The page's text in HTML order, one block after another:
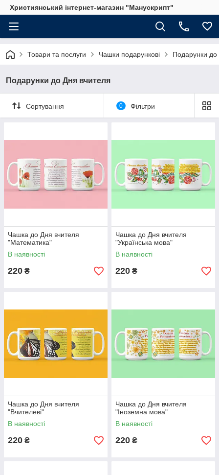
Християнський інтернет-магазин "Манускрипт"
Товари та послуги Чашки подарункові Подарунки до
Подарунки до Дня вчителя
Сортування 0 Фільтри
Чашка до Дня вчителя
"Математика"
В наявності
220 ₴
Чашка до Дня вчителя
"Українська мова"
В наявності
220 ₴
Чашка до Дня вчителя
"Вчителеві"
В наявності
220 ₴
Чашка до Дня вчителя
"Іноземна мова"
В наявності
220 ₴